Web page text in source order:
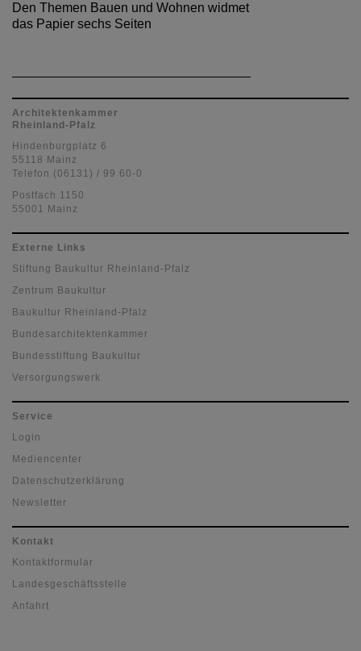
Den Themen Bauen und Wohnen widmet
das Papier sechs Seiten
Architektenkammer
Rheinland-Pfalz
Hindenburgplatz 6
55118 Mainz
Telefon (06131) / 99 60-0
Postfach 1150
55001 Mainz
Externe Links
Stiftung Baukultur Rheinland-Pfalz
Zentrum Baukultur
Baukultur Rheinland-Pfalz
Bundesarchitektenkammer
Bundesstiftung Baukultur
Versorgungswerk
Service
Login
Mediencenter
Datenschutzerklärung
Newsletter
Kontakt
Kontaktformular
Landesgeschäftsstelle
Anfahrt